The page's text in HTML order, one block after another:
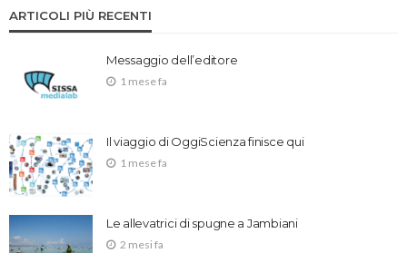
ARTICOLI PIÙ RECENTI
Messaggio dell’editore
1 mese fa
Il viaggio di OggiScienza finisce qui
1 mese fa
Le allevatrici di spugne a Jambiani
2 mesi fa